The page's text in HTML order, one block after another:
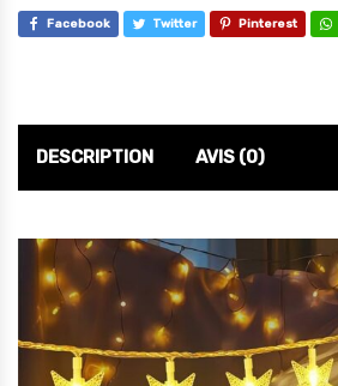
Facebook Twitter Pinterest
DESCRIPTION AVIS (0)